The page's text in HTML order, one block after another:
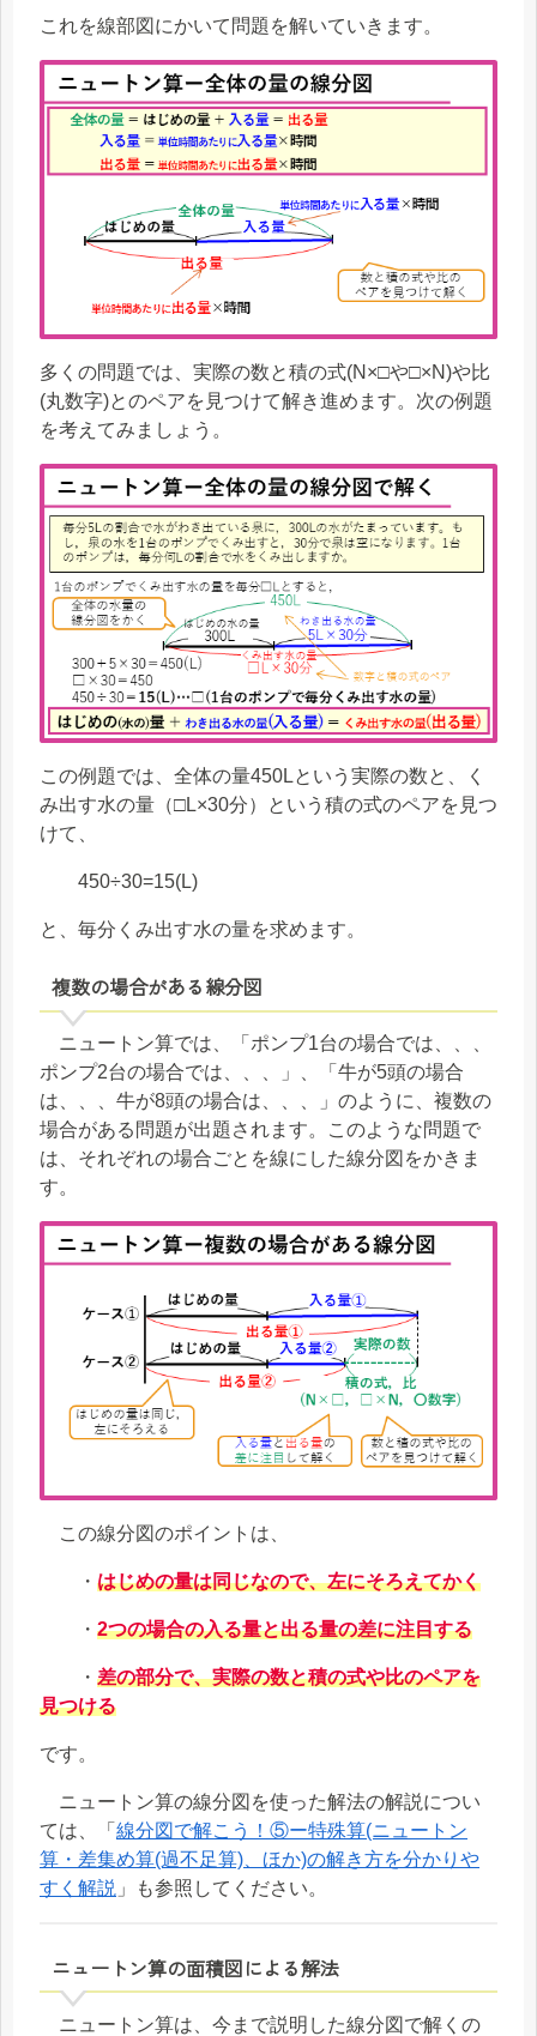
これを線部図にかいて問題を解いていきます。
多くの問題では、実際の数と積の式(N×□や□×N)や比
(丸数字)とのペアを見つけて解き進めます。次の例題
を考えてみましょう。
この例題では、全体の量450Lという実際の数と、く
み出す水の量（□L×30分）という積の式のペアを見つ
けて、
450÷30=15(L)
と、毎分くみ出す水の量を求めます。
複数の場合がある線分図
ニュートン算では、「ポンプ1台の場合では、、、
ポンプ2台の場合では、、、」、「牛が5頭の場合
は、、、牛が8頭の場合は、、、」のように、複数の
場合がある問題が出題されます。このような問題で
は、それぞれの場合ごとを線にした線分図をかきま
す。
この線分図のポイントは、
・ はじめの量は同じなので、左にそろえてかく
・ 2つの場合の入る量と出る量の差に注目する
・ 差の部分で、実際の数と積の式や比のペアを
見つける
です。
ニュートン算の線分図を使った解法の解説につい
ては、「 線分図で解こう！⑤ー特殊算(ニュートン
算・差集め算(過不足算)、ほか)の解き方を分かりや
すく解説 」も参照してください。
ニュートン算の面積図による解法
ニュートン算は、今まで説明した線分図で解くの